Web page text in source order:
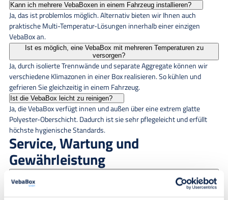
Kann ich mehrere VebaBoxen in einem Fahrzeug installieren?
Ja, das ist problemlos möglich. Alternativ bieten wir Ihnen auch
praktische Multi-Temperatur-Lösungen innerhalb einer einzigen
VebaBox an.
Ist es möglich, eine VebaBox mit mehreren Temperaturen zu
versorgen?
Ja, durch isolierte Trennwände und separate Aggregate können wir
verschiedene Klimazonen in einer Box realisieren. So kühlen und
gefrieren Sie gleichzeitig in einem Fahrzeug.
Ist die VebaBox leicht zu reinigen?
Ja, die VebaBox verfügt innen und außen über eine extrem glatte
Polyester-Oberschicht. Dadurch ist sie sehr pflegeleicht und erfüllt
höchste hygienische Standards.
Service, Wartung und
Gewährleistung
Mit unseren optionalen Akku-Powerpacks kann die VebaBox bei